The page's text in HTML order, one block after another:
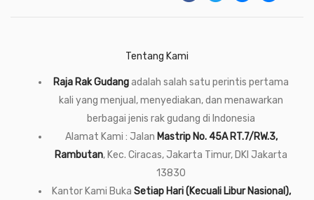
Tentang Kami
Raja Rak Gudangadalah salah satu perintis pertama
kali yang menjual, menyediakan, dan menawarkan
berbagai jenis rak gudang di Indonesia
Alamat Kami : Jalan Mastrip No. 45A RT.7/RW.3,
Rambutan, Kec. Ciracas, Jakarta Timur, DKI Jakarta
13830
Kantor Kami Buka Setiap Hari (Kecuali Libur Nasional),